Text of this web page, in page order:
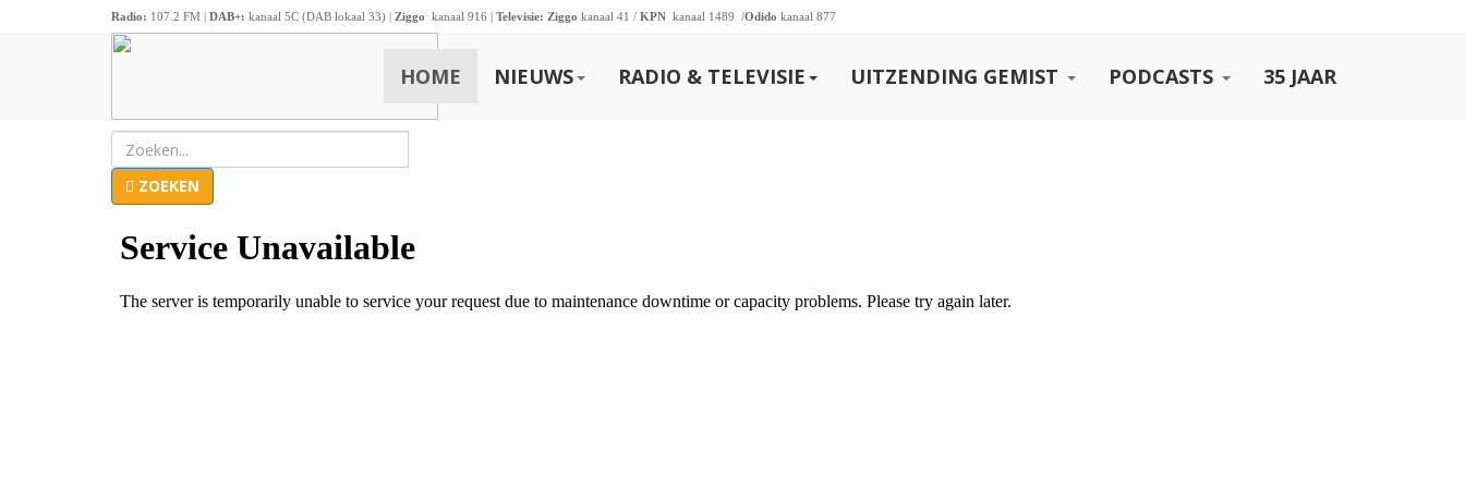
Radio: 107.2 FM | DAB+: kanaal 5C (DAB lokaal 33) | Ziggo kanaal 916 | Televisie: Ziggo kanaal 41 / KPN kanaal 1489 /Odido kanaal 877
HOME NIEUWS RADIO & TELEVISIE UITZENDING GEMIST PODCASTS 35 JAAR
ZOEKEN